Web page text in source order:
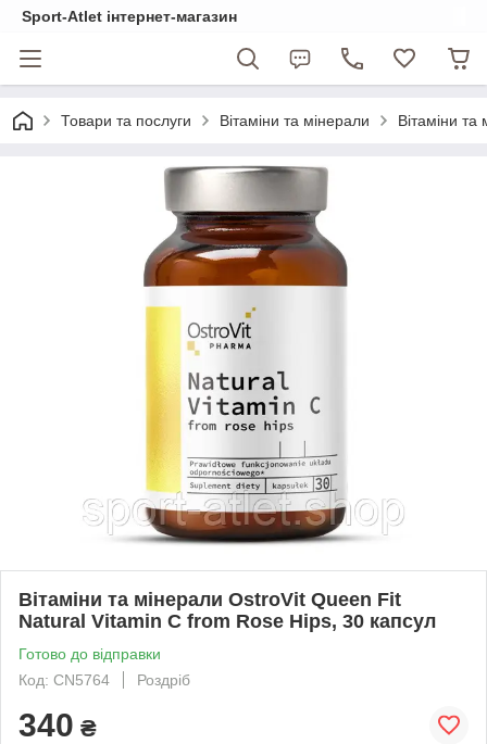
Sport-Atlet інтернет-магазин
Товари та послуги Вітаміни та мінерали Вітаміни
Вітаміни та мінерали OstroVit Queen Fit
Natural Vitamin C from Rose Hips, 30 капсул
Готово до відправки
Код: CN5764
Роздріб
340 ₴